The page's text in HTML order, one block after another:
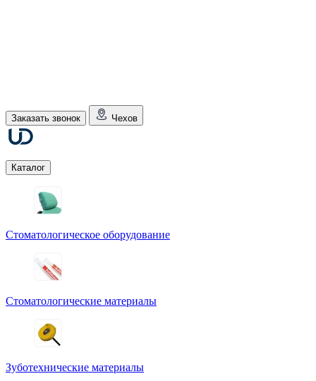
Заказать звонок Чехов
Каталог
Стоматологическое оборудование
Стоматологические материалы
Зуботехнические материалы